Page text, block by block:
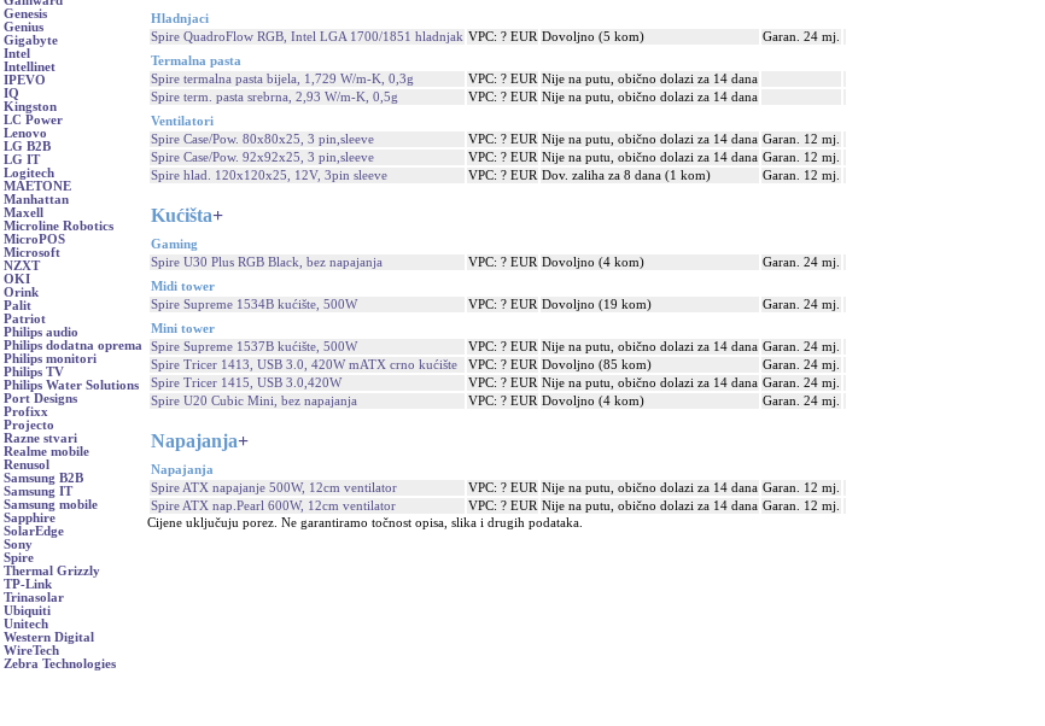
Genesis
Genius
Gigabyte
Intel
Intellinet
IPEVO
IQ
Kingston
LC Power
Lenovo
LG B2B
LG IT
Logitech
MAETONE
Manhattan
Maxell
Microline Robotics
MicroPOS
Microsoft
NZXT
OKI
Orink
Palit
Patriot
Philips audio
Philips dodatna oprema
Philips monitori
Philips TV
Philips Water Solutions
Port Designs
Profixx
Projecto
Razne stvari
Realme mobile
Renusol
Samsung B2B
Samsung IT
Samsung mobile
Sapphire
SolarEdge
Sony
Spire
Thermal Grizzly
TP-Link
Trinasolar
Ubiquiti
Unitech
Western Digital
WireTech
Zebra Technologies
Hladnjaci
Spire QuadroFlow RGB, Intel LGA 1700/1851 hladnjak VPC: ? EUR Dovoljno (5 kom)
Garan. 24 mj.
Termalna pasta
Spire termalna pasta bijela, 1,729 W/m-K, 0,3g
VPC: ? EUR Nije na putu, obično dolazi za 14 dana
Spire term. pasta srebrna, 2,93 W/m-K, 0,5g
VPC: ? EUR Nije na putu, obično dolazi za 14 dana
Ventilatori
Spire Case/Pow. 80x80x25, 3 pin,sleeve
VPC: ? EUR Nije na putu, obično dolazi za 14 dana Garan. 12 mj.
Spire Case/Pow. 92x92x25, 3 pin,sleeve
VPC: ? EUR Nije na putu, obično dolazi za 14 dana Garan. 12 mj.
Spire hlad. 120x120x25, 12V, 3pin sleeve
VPC: ? EUR Dov. zaliha za 8 dana (1 kom) Garan. 12 mj.
Kućišta+
Gaming
Spire U30 Plus RGB Black, bez napajanja
VPC: ? EUR Dovoljno (4 kom)
Garan. 24 mj.
Midi tower
Spire Supreme 1534B kućište, 500W
VPC: ? EUR Dovoljno (19 kom)
Garan. 24 mj.
Mini tower
Spire Supreme 1537B kućište, 500W
VPC: ? EUR Nije na putu, obično dolazi za 14 dana Garan. 24 mj.
Spire Tricer 1413, USB 3.0, 420W mATX crno kućište
VPC: ? EUR Dovoljno (85 kom)
Garan. 24 mj.
Spire Tricer 1415, USB 3.0,420W
VPC: ? EUR Nije na putu, obično dolazi za 14 dana Garan. 24 mj.
Spire U20 Cubic Mini, bez napajanja
VPC: ? EUR Dovoljno (4 kom) Garan. 24 mj.
Napajanja+
Napajanja
Spire ATX napajanje 500W, 12cm ventilator
VPC: ? EUR Nije na putu, obično dolazi za 14 dana Garan. 12 mj.
Spire ATX nap.Pearl 600W, 12cm ventilator
VPC: ? EUR Nije na putu, obično dolazi za 14 dana Garan. 12 mj.
Cijene uključuju porez. Ne garantiramo točnost opisa, slika i drugih podataka.